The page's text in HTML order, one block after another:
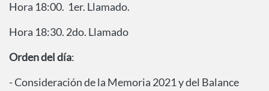
Hora 18:00. 1er. Llamado.
Hora 18:30. 2do. Llamado
Orden del día:
- Consideración de la Memoria 2021 y del Balance